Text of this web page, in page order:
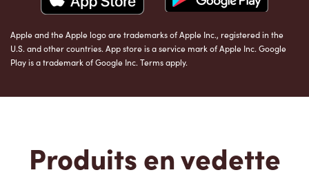
Apple and the Apple logo are trademarks of Apple Inc., registered in the
U.S. and other countries. App store is a service mark of Apple Inc. Google
Play is a trademark of Google Inc. Terms apply.
Produits en vedette